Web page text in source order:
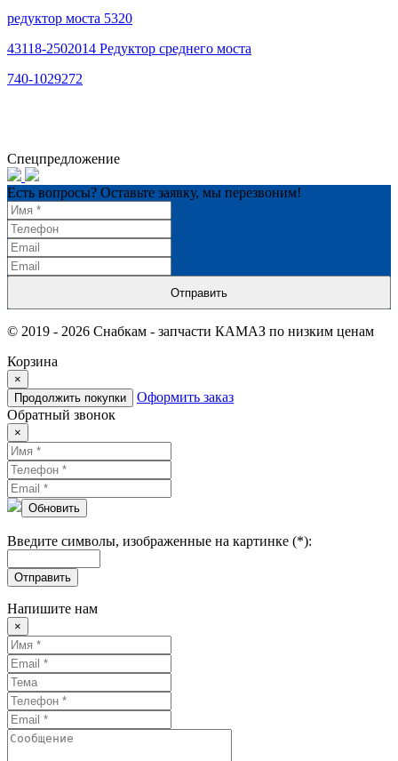
редуктор моста 5320
43118-2502014 Редуктор среднего моста
740-1029272
Спецпредложение
Есть вопросы? Оставьте заявку, мы перезвоним!
Отправить
© 2019 - 2026 Снабкам - запчасти КАМАЗ по низким ценам
Корзина
×
Продолжить покупки
Оформить заказ
Обратный звонок
×
Обновить
Введите символы, изображенные на картинке (*):
Отправить
Напишите нам
×